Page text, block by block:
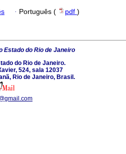
· Português ( pdf )
Estado do Rio de Janeiro
do Rio de Janeiro.
524, sala 12037
Rio de Janeiro, Brasil.